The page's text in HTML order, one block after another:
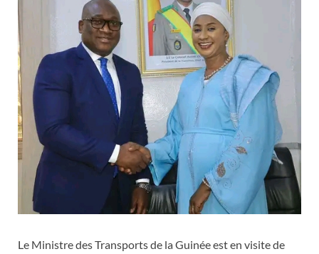
Le Ministre des Transports de la Guinée est en visite de